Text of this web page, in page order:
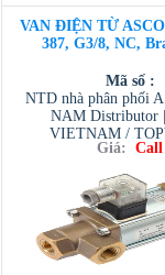
VAN ĐIỆN TỪ ASCO
387, G3/8, NC,
Mã số :
NTD nhà phân phối
NAM Distributor
VIETNAM /
VIETNAM /Giá: Call